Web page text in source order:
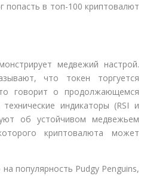
попасть в топ-100 криптовалют
медвежий настрой.
что токен торгуется
говорит о продолжающемся
индикаторы (RSI и
об устойчивом медвежьем
криптовалюта может
популярность Pudgy Penguins,